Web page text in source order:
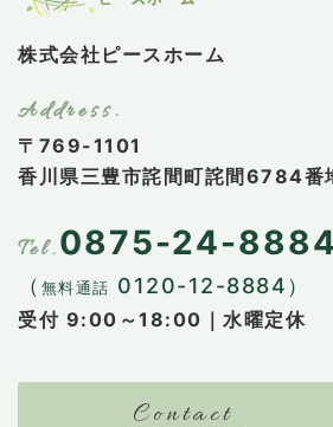
株式会社ピースホーム
〒769-1101
香川県三豊市詫間町詫間6784
0875-24-8884
（ 無料通話 0120-12-8884）
受付 9:00～18:00｜水曜定休